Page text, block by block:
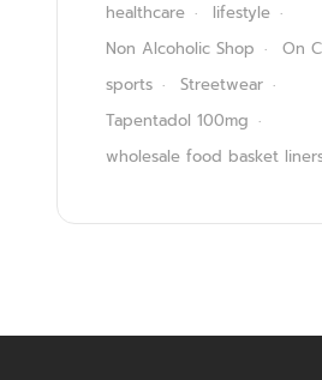
healthcare
lifestyle
Non Alcoholic Shop
On
sports
Streetwear
Tapentadol 100mg
wholesale food basket